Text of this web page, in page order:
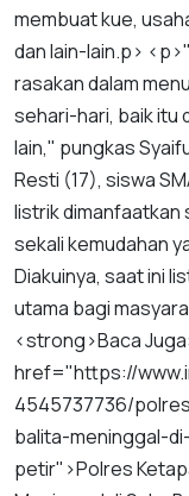
membuatkue,
danlain-lain.p> <p>"
rasakandalam
sehari-hari, baikitu
lain," pungkas
Resti (17), siswa
listrikdimanfaatkan
sekalikemudahan
Diakuinya, saatini
utama bagi
<strong>BacaJuga
href="https://www.
4545737736/polres
balita-meninggal-di-
petir">Polres